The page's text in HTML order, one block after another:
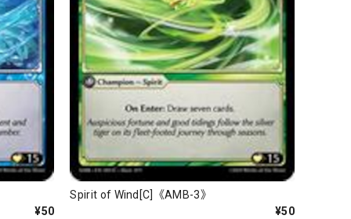
¥50
Spirit of Wind[C]《AMB-3》
¥50